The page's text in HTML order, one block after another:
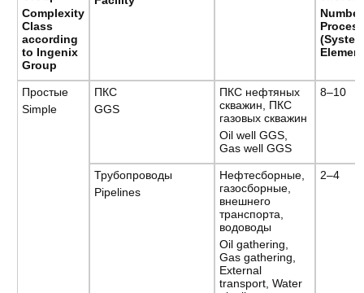
Complexity
Class
according
to Ingenix
Group
Простые
Simple
ПКС
GGS
ПКС нефтяных
скважин, ПКС
газовых скважин
Oil well GGS,
Gas well GGS
8–10
Трубопроводы
Pipelines
Нефтесборные,
газосборные,
внешнего
транспорта,
водоводы
Oil gathering,
Gas gathering,
External
transport, Water
2–4